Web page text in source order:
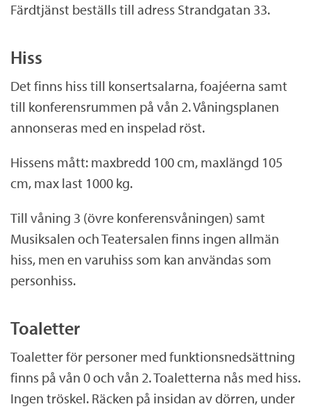
Färdtjänst beställs till adress Strandgatan 33.
Hiss
Det finns hiss till konsertsalarna, foajéerna samt
till konferensrummen på vån 2. Våningsplanen
annonseras med en inspelad röst.
Hissens mått: maxbredd 100 cm, maxlängd 105
cm, max last 1000 kg.
Till våning 3 (övre konferensvåningen) samt
Musiksalen och Teatersalen finns ingen allmän
hiss, men en varuhiss som kan användas som
personhiss.
Toaletter
Toaletter för personer med funktionsnedsättning
finns på vån 0 och vån 2. Toaletterna nås med hiss.
Ingen tröskel. Räcken på insidan av dörren, under